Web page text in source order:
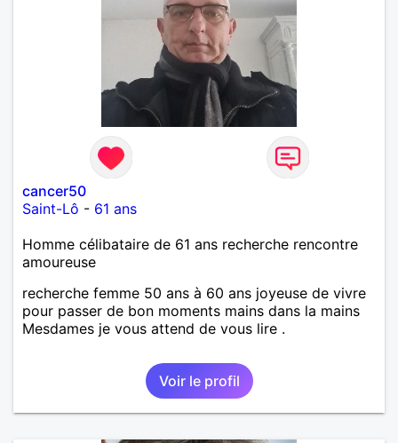
cancer50
Saint-Lô - 61 ans
Homme célibataire de 61 ans recherche rencontre
amoureuse
recherche femme 50 ans à 60 ans joyeuse de vivre
pour passer de bon moments mains dans la mains
Mesdames je vous attend de vous lire .
Voir le profil